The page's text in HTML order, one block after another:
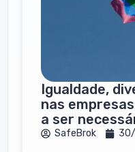
Igualdade,
nas
a ser
SafeBrok